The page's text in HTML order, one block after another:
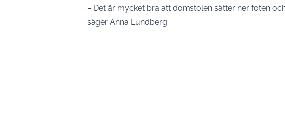
– Det är mycket bra att domstolen sätter ner foten
säger Anna Lundberg.